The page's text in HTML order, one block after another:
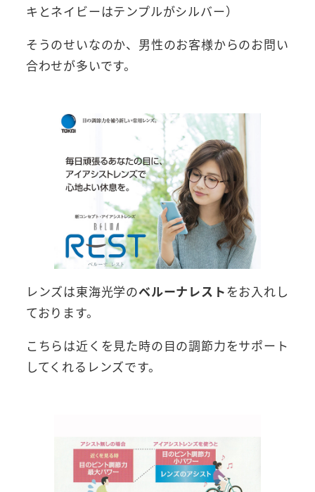
キとネイビーはテンプルがシルバー）
そうのせいなのか、男性のお客様からのお問い
合わせが多いです。
レンズは東海光学のベルーナレスト をお入れし
ております。
こちらは近くを見た時の目の調節力をサポート
してくれるレンズです。